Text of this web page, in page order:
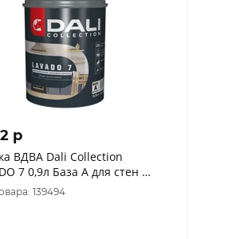
p
ВДВА Dali Collection
7 0,9л База А для стен и
139494